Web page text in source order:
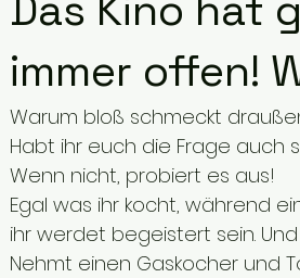
immer offen!
Warum bloß schmeckt
Habt ihr euch die Frage auch
Wenn nicht, probiert es aus!
Egal was ihr kocht, während
ihr werdet begeistert sein.
Nehmt einen Gaskocher und